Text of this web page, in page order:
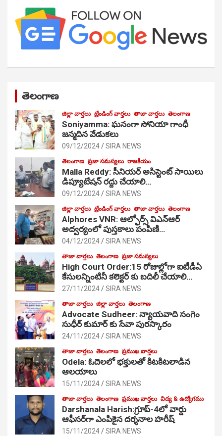
తెలంగాణ
జిల్లా వార్తలు ట్రేండింగ్ వార్తలు తాజా వార్తలు తెలంగాణ
Soniyamma: ఘ‌నంగా సోనియా గాంధీ
జ‌న్మ‌దిన వేడుక‌లు
09/12/2024 SIRA NEWS
తెలంగాణ ప్రజా సమస్యలు రాజకీయం
Malla Reddy: సీనియర్ అసిస్టెంట్ సాయిలు
డిప్యూటేషన్ రద్దు చేయాలి…
09/12/2024 SIRA NEWS
జిల్లా వార్తలు ట్రేండింగ్ వార్తలు తాజా వార్తలు తెలంగాణ
Alphores VNR: ఆల్ఫోర్స్ విఎన్ఆర్
అద్వర్యంలో పుస్తకాలు పంపిణి…
04/12/2024 SIRA NEWS
తాజా వార్తలు తెలంగాణ ప్రజా సమస్యలు
High Court Order:15 రోజుల్లోగా ఐటీడీఏ
కేసులన్నింటినీ కలెక్టర్ కు బదిలీ చేయాలి…
27/11/2024 SIRA NEWS
తాజా వార్తలు జిల్లా వార్తలు తెలంగాణ
Advocate Sudheer: న్యాయవాది సంగెం
సుధీర్ కుమార్ కు సేవా పురస్కారం
24/11/2024 SIRA NEWS
తాజా వార్తలు తెలంగాణ ప్రముఖ వార్తలు
Odela: ఓదెల‌లో భక్తులతో కిటకిటలాడిన
ఆల‌యాలు
15/11/2024 SIRA NEWS
తాజా వార్తలు తెలంగాణ ప్రముఖ వార్తలు విద్య & ఉద్యోగము
Darshanala Harish:గ్రూప్-4లో వార్డు
ఆఫీసర్‌గా ఎంపికైన దర్శనాల హరీష్
15/11/2024 SIRA NEWS